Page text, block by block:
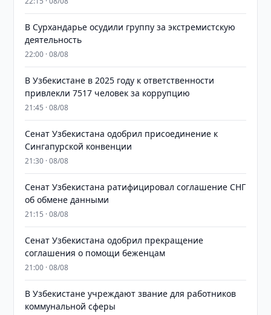
В Сурхандарье осудили группу за экстремистскую
деятельность
22:00 · 08/08
В Узбекистане в 2025 году к ответственности
привлекли 7517 человек за коррупцию
21:45 · 08/08
Сенат Узбекистана одобрил присоединение к
Сингапурской конвенции
21:30 · 08/08
Сенат Узбекистана ратифицировал соглашение СНГ
об обмене данными
21:15 · 08/08
Сенат Узбекистана одобрил прекращение
соглашения о помощи беженцам
21:00 · 08/08
В Узбекистане учреждают звание для работников
коммунальной сферы